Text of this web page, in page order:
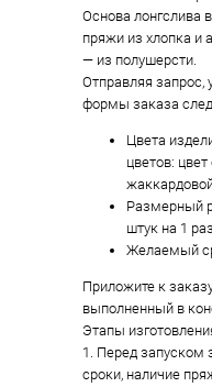
Основа лонгслива
пряжи из хлопка и
— из полушерсти.
Отправляя запрос,
формы заказа
Цвета
цветов:
Размерный
штук на 1
Желаемый
Приложите к
выполненный в
Этапы
1. Перед запуском
сроки, наличие